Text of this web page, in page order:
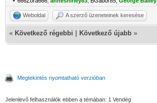
Weboldal A szerző üzeneteinek keresése
« Következő régebbi Következő újabb »
Megtekintés nyomtatható verzióban
Jelenlevő felhasználók ebben a témában: 1 Vendég